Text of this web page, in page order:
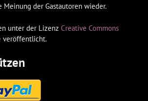
Meinung der Gastautoren wieder.
unter der Lizenz Creative Commons
veröffentlicht.